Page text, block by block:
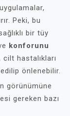
Peki, bu
bir tüy
konforunu
cilt hastalıkları
önlenebilir.
görünümüne
gereken bazı